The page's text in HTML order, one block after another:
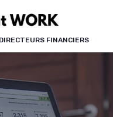
FINANCIERS
cookies